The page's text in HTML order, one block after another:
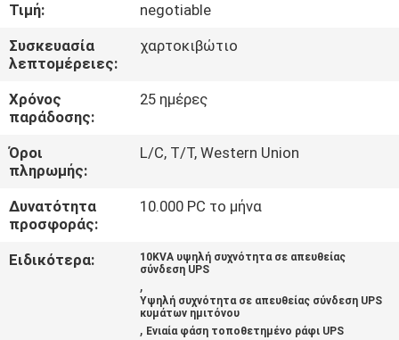
ΕΠΙΚΟΙΝΩΝΉΣΤΕ
ΜΑΖΊ
ΕΙΔΉΣΕΙΣ
ΖΗΤΉΣΤΕ
ΜΙΑ
ΠΡΟΣΦΟΡΆ
Τιμή:
negotiable
Συσκευασία
λεπτομέρειες:
χαρτοκιβώτιο
Χρόνος
παράδοσης:
25 ημέρες
Όροι
πληρωμής:
L/C, T/T, Western Union
Δυνατότητα
προσφοράς:
10.000 PC το μήνα
Ειδικότερα:
10KVA υψηλή συχνότητα σε απευθείας
σύνδεση UPS
,
Υψηλή συχνότητα σε απευθείας σύνδεση UPS
κυμάτων ημιτόνου
, Ενιαία φάση τοποθετημένο ράφι UPS